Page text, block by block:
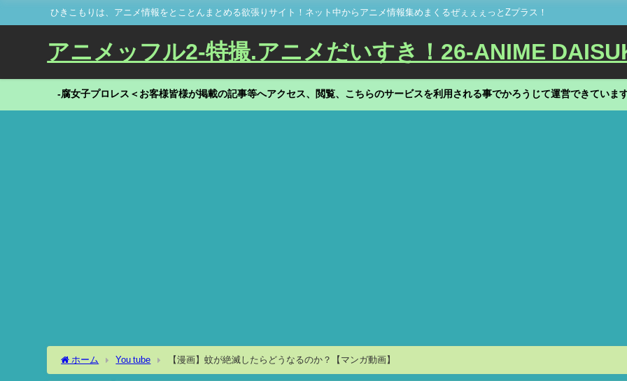
ひきこもりは、アニメ情報をとことんまとめる欲張りサイト！ネット中からアニメ情報集めまくるぜぇぇぇっとZプラス！
アニメッフル2-特撮.アニメだいすき！26-ANIME
-腐女子プロレス＜お客様皆様が掲載の記事等へアクセス、閲覧、こちらのサービスを利用される事でかろうじて運営できていま
ホーム You tube 【漫画】蚊が絶滅したらどうなるのか？【マンガ動画】